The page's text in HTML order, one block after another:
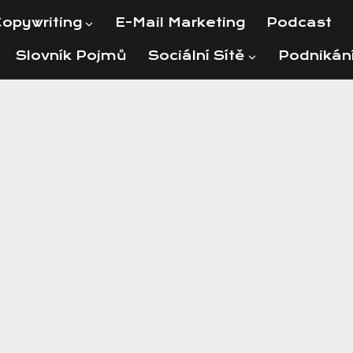
E-Mail Marketing Podcast
Slovník Pojmů Sociální Sítě